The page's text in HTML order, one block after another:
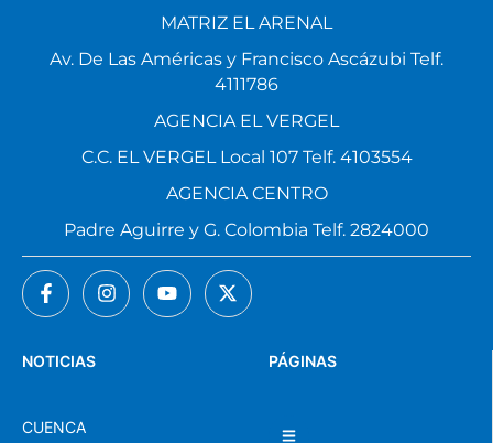
PÁGINAS
NOTICIAS
CUENCA
MATRIZ EL ARENAL
Av. De Las Américas y Francisco Ascázubi Telf.
4111786
AGENCIA EL VERGEL
C.C. EL VERGEL Local 107 Telf. 4103554
AGENCIA CENTRO
Padre Aguirre y G. Colombia Telf. 2824000